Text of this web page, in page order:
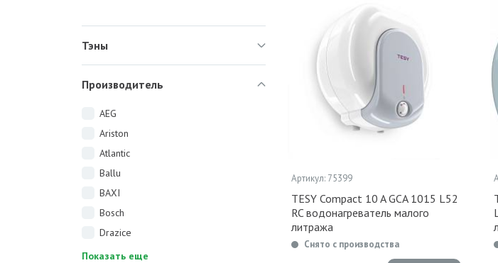
Тэны
Производитель
AEG
Ariston
Atlantic
Ballu
BAXI
Bosch
Drazice
Показать еще
Артикул: 75399
TESY Compact 10 A GCA 1015 L52
RC водонагреватель малого
литража
Снято с производства